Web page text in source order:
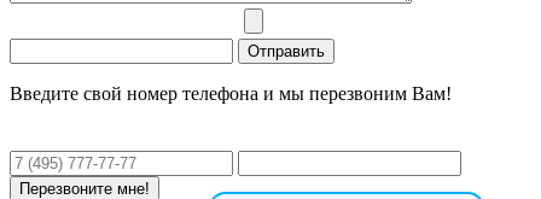
Введите свой номер телефона и мы перезвоним Вам!